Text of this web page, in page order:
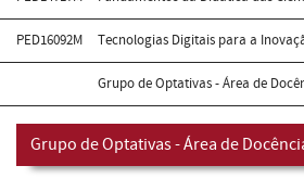
PED16092M Tecnologias Digitais para a
Grupo de Optativas - Área de
Grupo de Optativas - Área de